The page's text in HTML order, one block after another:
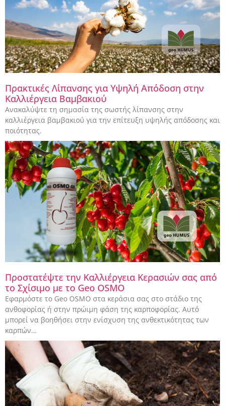
Πρακτικές Λίπανσης για Υψηλή Απόδοση στην
Καλλιέργεια Βαμβακιού
Ανακαλύψτε τη σημασία της σωστής λίπανσης στην
καλλιέργεια βαμβακιού για την επίτευξη υψηλής απόδοσης και
ποιότητας.
Προστατέψτε την Καλλιέργεια Κερασιών σας από
το Σχίσιμο με το Geo OSMO
Εφαρμόστε το Geo OSMO στα κεράσια σας στο στάδιο της
ανθοφορίας ή στην πρώιμη φάση της καρποφορίας. Αυτό
μπορεί να βοηθήσει στην ενίσχυση της ανθεκτικότητας των
καρπών…